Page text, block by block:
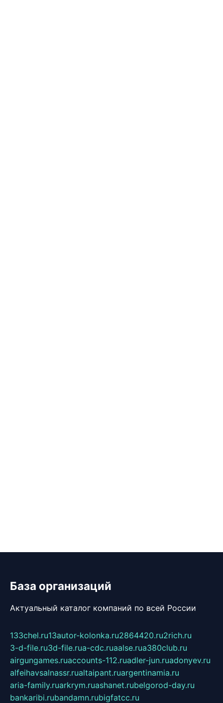
База организаций
Актуальный каталог компаний по всей России
133chel.ru13autor-kolonka.ru2864420.ru2rich.ru
3-d-file.ru3d-file.rua-cdc.ruaalse.rua380club.ru
airgungames.ruaccounts-112.ruadler-jun.ruadonyev.ru
alfeihavsalnassr.rualtaipant.ruargentinamia.ru
aria-family.ruarkrym.ruashanet.rubelgorod-day.ru
bankaribi.rubandamn.rubigfatcc.ru